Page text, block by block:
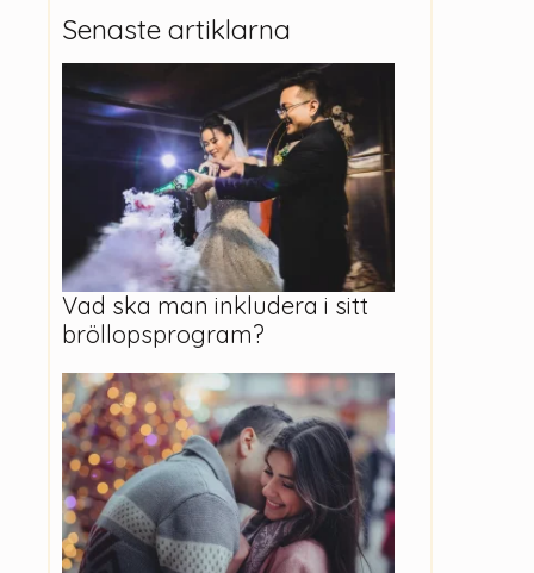
Senaste artiklarna
Vad ska man inkludera i sitt
bröllopsprogram?